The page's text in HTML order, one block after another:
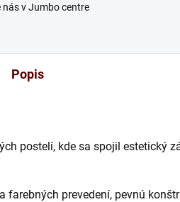
nás v Jumbo centre
Popis
postelí, kde sa spojil estetický
prevedení, pevnú